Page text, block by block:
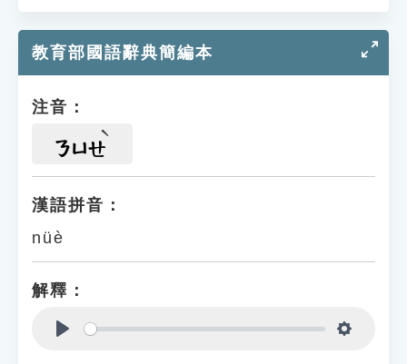
教育部國語辭典簡編本
注音：
ㄋㄩㄝ
漢語拼音：
nüè
解釋：